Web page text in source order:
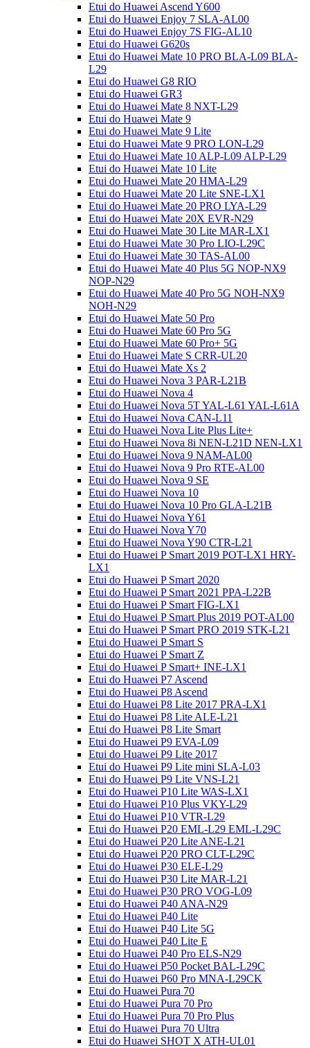
Etui do Huawei Ascend Y600
Etui do Huawei Enjoy 7 SLA-AL00
Etui do Huawei Enjoy 7S FIG-AL10
Etui do Huawei G620s
Etui do Huawei Mate 10 PRO BLA-L09 BLA-
L29
Etui do Huawei G8 RIO
Etui do Huawei GR3
Etui do Huawei Mate 8 NXT-L29
Etui do Huawei Mate 9
Etui do Huawei Mate 9 Lite
Etui do Huawei Mate 9 PRO LON-L29
Etui do Huawei Mate 10 ALP-L09 ALP-L29
Etui do Huawei Mate 10 Lite
Etui do Huawei Mate 20 HMA-L29
Etui do Huawei Mate 20 Lite SNE-LX1
Etui do Huawei Mate 20 PRO LYA-L29
Etui do Huawei Mate 20X EVR-N29
Etui do Huawei Mate 30 Lite MAR-LX1
Etui do Huawei Mate 30 Pro LIO-L29C
Etui do Huawei Mate 30 TAS-AL00
Etui do Huawei Mate 40 Plus 5G NOP-NX9
NOP-N29
Etui do Huawei Mate 40 Pro 5G NOH-NX9
NOH-N29
Etui do Huawei Mate 50 Pro
Etui do Huawei Mate 60 Pro 5G
Etui do Huawei Mate 60 Pro+ 5G
Etui do Huawei Mate S CRR-UL20
Etui do Huawei Mate Xs 2
Etui do Huawei Nova 3 PAR-L21B
Etui do Huawei Nova 4
Etui do Huawei Nova 5T YAL-L61 YAL-L61A
Etui do Huawei Nova CAN-L11
Etui do Huawei Nova Lite Plus Lite+
Etui do Huawei Nova 8i NEN-L21D NEN-LX1
Etui do Huawei Nova 9 NAM-AL00
Etui do Huawei Nova 9 Pro RTE-AL00
Etui do Huawei Nova 9 SE
Etui do Huawei Nova 10
Etui do Huawei Nova 10 Pro GLA-L21B
Etui do Huawei Nova Y61
Etui do Huawei Nova Y70
Etui do Huawei Nova Y90 CTR-L21
Etui do Huawei P Smart 2019 POT-LX1 HRY-
LX1
Etui do Huawei P Smart 2020
Etui do Huawei P Smart 2021 PPA-L22B
Etui do Huawei P Smart FIG-LX1
Etui do Huawei P Smart Plus 2019 POT-AL00
Etui do Huawei P Smart PRO 2019 STK-L21
Etui do Huawei P Smart S
Etui do Huawei P Smart Z
Etui do Huawei P Smart+ INE-LX1
Etui do Huawei P7 Ascend
Etui do Huawei P8 Ascend
Etui do Huawei P8 Lite 2017 PRA-LX1
Etui do Huawei P8 Lite ALE-L21
Etui do Huawei P8 Lite Smart
Etui do Huawei P9 EVA-L09
Etui do Huawei P9 Lite 2017
Etui do Huawei P9 Lite mini SLA-L03
Etui do Huawei P9 Lite VNS-L21
Etui do Huawei P10 Lite WAS-LX1
Etui do Huawei P10 Plus VKY-L29
Etui do Huawei P10 VTR-L29
Etui do Huawei P20 EML-L29 EML-L29C
Etui do Huawei P20 Lite ANE-L21
Etui do Huawei P20 PRO CLT-L29C
Etui do Huawei P30 ELE-L29
Etui do Huawei P30 Lite MAR-L21
Etui do Huawei P30 PRO VOG-L09
Etui do Huawei P40 ANA-N29
Etui do Huawei P40 Lite
Etui do Huawei P40 Lite 5G
Etui do Huawei P40 Lite E
Etui do Huawei P40 Pro ELS-N29
Etui do Huawei P50 Pocket BAL-L29C
Etui do Huawei P60 Pro MNA-L29CK
Etui do Huawei Pura 70
Etui do Huawei Pura 70 Pro
Etui do Huawei Pura 70 Pro Plus
Etui do Huawei Pura 70 Ultra
Etui do Huawei SHOT X ATH-UL01